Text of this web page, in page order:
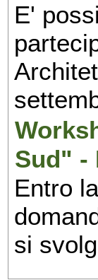
E'
Sud" -
Entro
si